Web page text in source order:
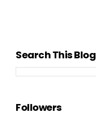
Search This Blog
Followers